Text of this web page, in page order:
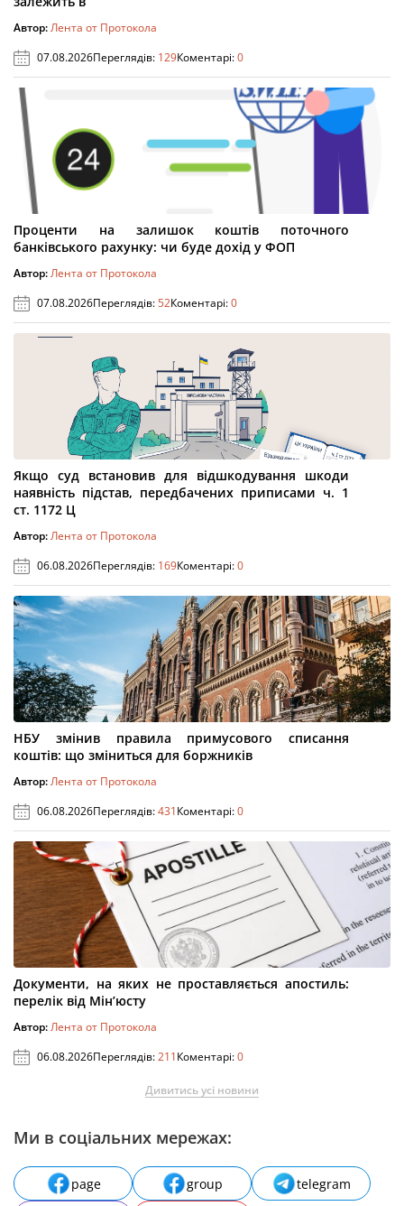
Автор:Лента от Протокола
07.08.2026Переглядів: 129Коментарі:0
Проценти на залишок коштів поточного
банківського рахунку: чи буде дохід у ФОП
Автор:Лента от Протокола
07.08.2026Переглядів:52Коментарі:0
Якщо суд встановив для відшкодування шкоди
наявність підстав, передбачених приписами ч. 1
ст. 1172 Ц
Автор:Лента от Протокола
06.08.2026Переглядів: 169Коментарі:0
НБУ змінив правила примусового списання
коштів: що зміниться для боржників
Автор:Лента от Протокола
06.08.2026Переглядів:431Коментарі:0
Документи, на яких не проставляється апостиль:
перелік від Мін’юсту
Автор:Лента от Протокола
06.08.2026Переглядів:211Коментарі:0
Дивитись усі новини
Ми в соціальних мережах:
page group
telegram